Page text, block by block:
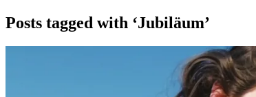
Posts tagged with ‘Jubiläum’